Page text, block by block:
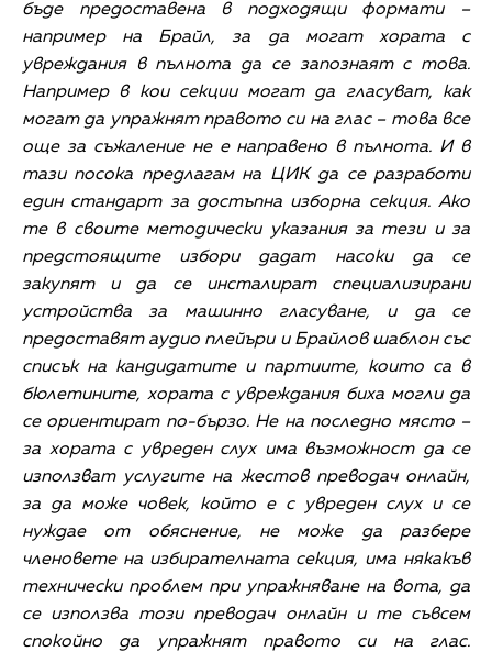
бъде предоставена в подходящи формати –
например на Брайл, за да могат хората с
увреждания в пълнота да се запознаят с това.
Например в кои секции могат да гласуват, как
могат да упражнят правото си на глас – това все
още за съжаление не е направено в пълнота. И в
тази посока предлагам на ЦИК да се разработи
един стандарт за достъпна изборна секция. Ако
те в своите методически указания за тези и за
предстоящите избори дадат насоки да се
закупят и да се инсталират специализирани
устройства за машинно гласуване, и да се
предоставят аудио плейъри и Брайлов шаблон със
списък на кандидатите и партиите, които са в
бюлетините, хората с увреждания биха могли да
се ориентират по-бързо. Не на последно място –
за хората с увреден слух има възможност да се
използват услугите на жестов преводач онлайн,
за да може човек, който е с увреден слух и се
нуждае от обяснение, не може да разбере
членовете на избирателната секция, има някакъв
технически проблем при упражняване на вота, да
се използва този преводач онлайн и те съвсем
спокойно да упражнят правото си на глас.